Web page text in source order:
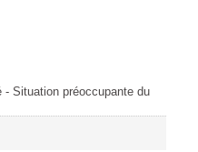
Situation préoccupante du